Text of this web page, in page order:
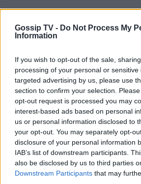
Gossip TV - Do Not Process My
Information
If you wish to opt-out of the sale,
processing of your personal or
targeted advertising by us, please use
section to confirm your selection.
opt-out request is processed you may
interest-based ads based on personal
us or personal information disclosed to
your opt-out. You may separately opt-
disclosure of your personal information
IAB’s list of downstream participants.
also be disclosed by us to third parties
Downstream Participants that may
SHOWBIZ
αναλυτικά τη συνταγή που
μοιράστηκε
MEDIA
Κανακαρά: Τι σημαίνει ο τίτλος της
νέας σειράς του Mega - Το
έθιμο της Καρπάθου
SHOWBIZ
Τραγωδία στην Πάρο: Ο μπάρμαν
βούτηξε για να σώσει τον 4χρονο
πισίνα